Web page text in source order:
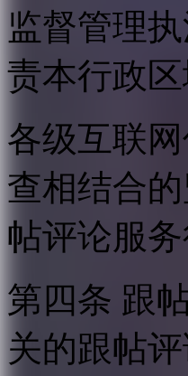
监督管理
责本行政
各级互联
查相结合
帖评论服务
第四条 跟
关的跟帖